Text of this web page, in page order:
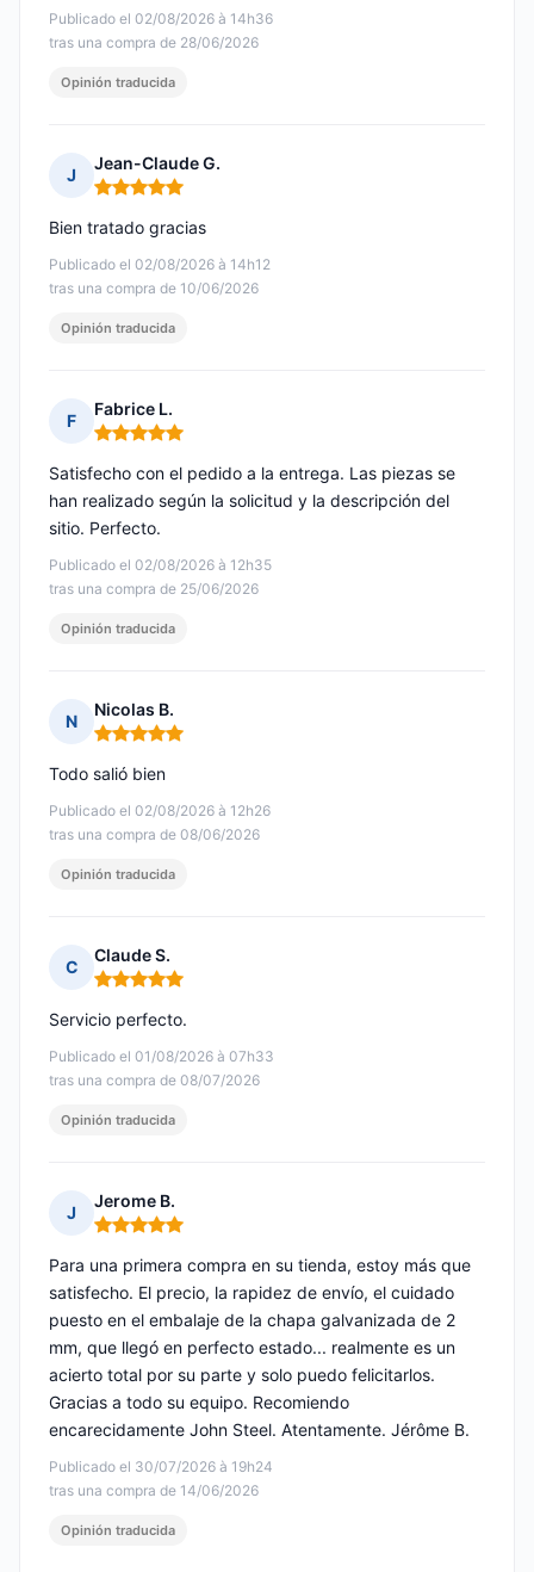
Publicado el 02/08/2026 à 14h36
tras una compra de 28/06/2026
Opinión traducida
J
Jean-Claude G.
Nota: 5 de 5
Publicado el 02/08/2026 à 14h12
tras una compra de 10/06/2026
Bien tratado gracias
Opinión traducida
F
Fabrice L.
Nota: 5 de 5
Publicado el 02/08/2026 à 12h35
tras una compra de 25/06/2026
Satisfecho con el pedido a la entrega. Las piezas se
han realizado según la solicitud y la descripción del
sitio. Perfecto.
Opinión traducida
N
Nicolas B.
Nota: 5 de 5
Publicado el 02/08/2026 à 12h26
tras una compra de 08/06/2026
Todo salió bien
Opinión traducida
C
Claude S.
Nota: 5 de 5
Publicado el 01/08/2026 à 07h33
tras una compra de 08/07/2026
Servicio perfecto.
Opinión traducida
J
Jerome B.
Nota: 5 de 5
Publicado el 30/07/2026 à 19h24
tras una compra de 14/06/2026
Para una primera compra en su tienda, estoy más que
satisfecho. El precio, la rapidez de envío, el cuidado
puesto en el embalaje de la chapa galvanizada de 2
mm, que llegó en perfecto estado... realmente es un
acierto total por su parte y solo puedo felicitarlos.
Gracias a todo su equipo. Recomiendo
encarecidamente John Steel. Atentamente. Jérôme B.
Opinión traducida